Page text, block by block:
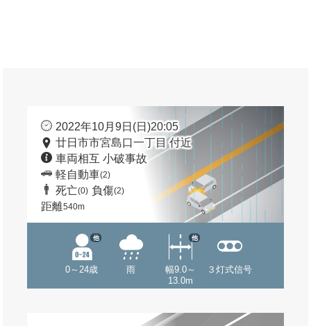
2022年10月9日(日)20:05
廿日市市宮島口一丁目 付近
車両相互 小破事故
軽自動車(2)
死亡(0) 負傷(2)
距離540m
0～24歳
他
雨
幅9.0～
13.0m
他
３灯式信号